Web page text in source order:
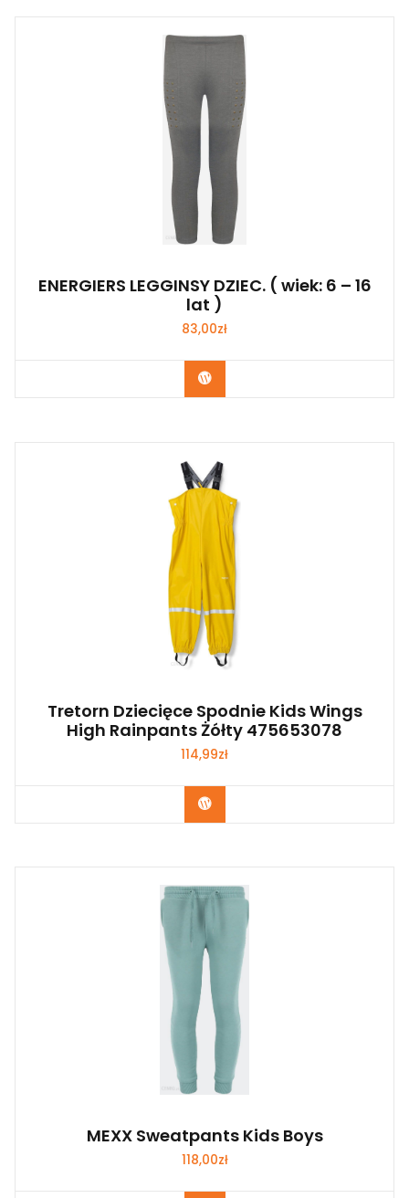
ENERGIERS LEGGINSY DZIEC. ( wiek: 6 – 16
lat )
83,00zł
Kup Teraz
Tretorn Dziecięce Spodnie Kids Wings
High Rainpants Żółty 475653078
114,99zł
Kup Teraz
MEXX Sweatpants Kids Boys
118,00zł